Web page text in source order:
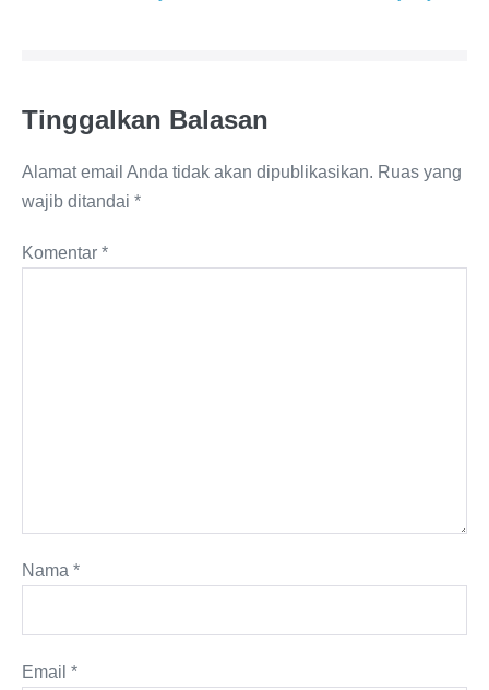
Tinggalkan Balasan
Alamat email Anda tidak akan dipublikasikan. Ruas yang
wajib ditandai *
Komentar *
Nama *
Email *